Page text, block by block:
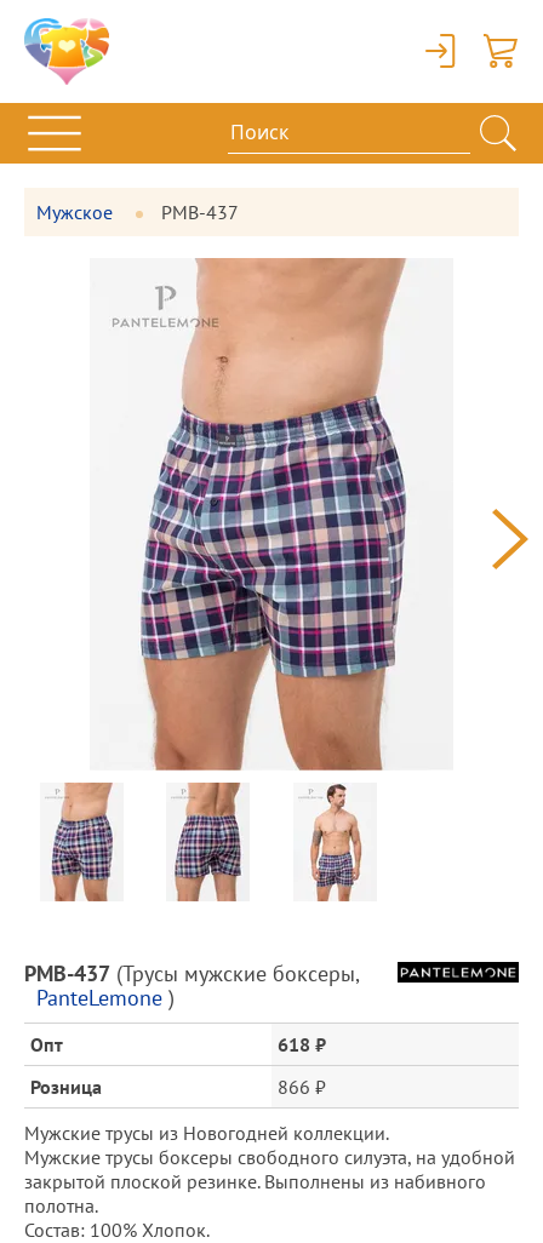
Вход
Мужское PMB-437
Фотографии
товара
Предпросмотр
фотографий
Описание
товара
и
цена
PMB-437 (Трусы мужские боксеры,
PanteLemone )
Опт
618 ₽
Розница
866 ₽
Мужские трусы из Новогодней коллекции.
Мужские трусы боксеры свободного силуэта, на удобной
закрытой плоской резинке. Выполнены из набивного
полотна.
Состав: 100% Хлопок.